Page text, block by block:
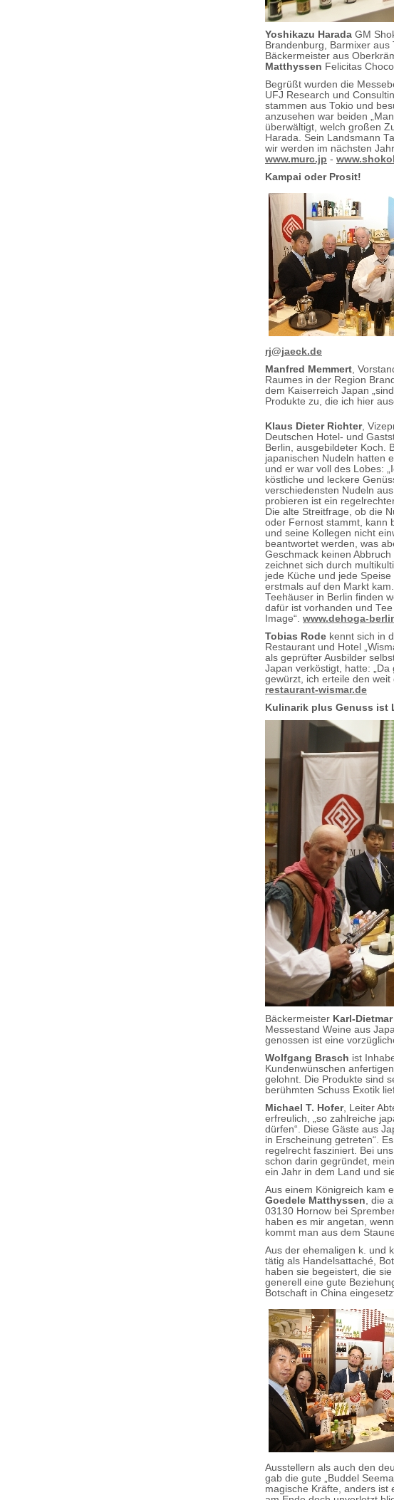
Yoshikazu Harada GM
Brandenburg, Barmixer aus
Bäckermeister aus
Matthyssen Felicitas
Begrüßt wurden die
UFJ Research und
stammen aus Tokio und
anzusehen war beiden
überwältigt, welch großen
Harada. Sein Landsmann
wir werden im nächsten
www.murc.jp -
Kampai oder Prosit!
rj@jaeck.de
Manfred Memmert ,
Raumes in der Region
dem Kaiserreich Japan
Produkte zu, die ich hier
Klaus Dieter Richter,
Deutschen Hotel- und
Berlin, ausgebildeter Koch.
japanischen Nudeln hatten
und er war voll des Lobes:
köstliche und leckere
verschiedensten Nudeln
probieren ist ein
Die alte Streitfrage, ob die
oder Fernost stammt, kann
und seine Kollegen nicht
beantwortet werden, was
Geschmack keinen Abbruch
zeichnet sich durch
jede Küche und jede
erstmals auf den Markt
Teehäuser in Berlin finden
dafür ist vorhanden und
Image“. www.dehoga-
Tobias Rode kennt sich in
Restaurant und Hotel
als geprüfter Ausbilder
Japan verköstigt, hatte:
gewürzt, ich erteile den weit
restaurant-wismar.de
Kulinarik plus Genuss ist
Bäckermeister Karl-
Messestand Weine aus
genossen ist eine
Wolfgang Brasch ist
Kundenwünschen
gelohnt. Die Produkte sind
berühmten Schuss Exotik
Michael T. Hofer, Leiter
erfreulich, „so zahlreiche
dürfen“. Diese Gäste aus
in Erscheinung getreten“.
regelrecht fasziniert. Bei
schon darin gegründet,
ein Jahr in dem Land und
Aus einem Königreich kam
Goedele Matthyssen , die
03130 Hornow bei
haben es mir angetan,
kommt man aus dem
Aus der ehemaligen k. und
tätig als Handelsattaché,
haben sie begeistert, die
generell eine gute
Botschaft in China
Ausstellern als auch den
gab die gute „Buddel
magische Kräfte, anders ist